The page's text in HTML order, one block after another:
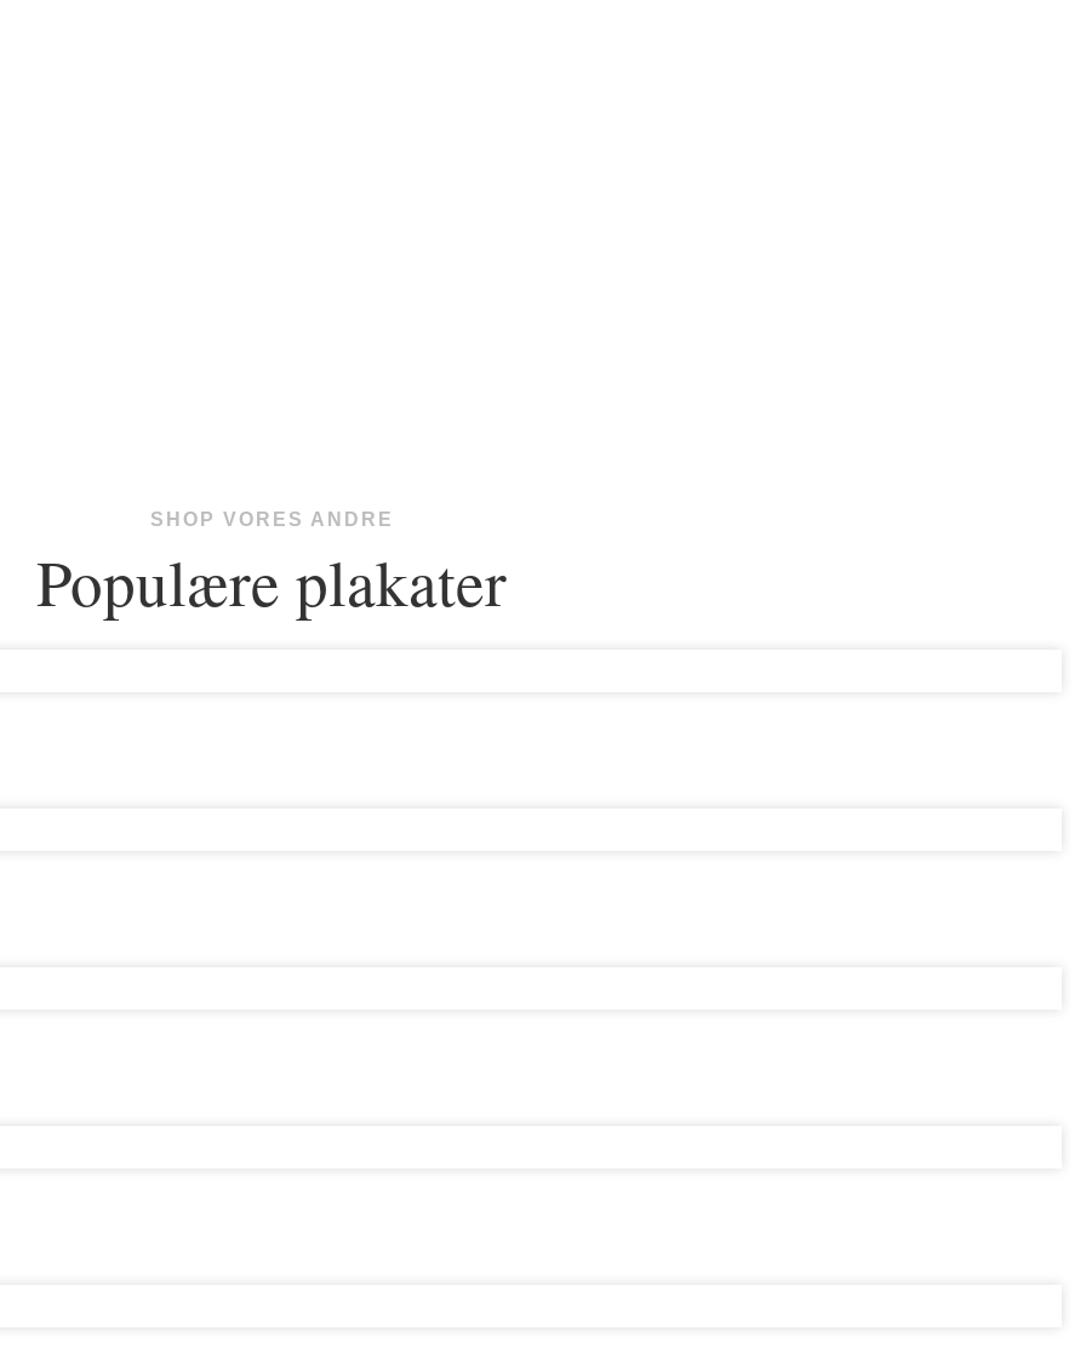
SHOP VORES ANDRE
Populære plakater